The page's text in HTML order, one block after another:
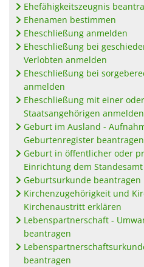
Ehefähigkeitszeugnis
Ehenamen bestimmen
Eheschließung anmelden
Eheschließung bei
Verlobten anmelden
Eheschließung bei
anmelden
Eheschließung mit einer
Staatsangehörigen anmelden
Geburt im Ausland -
Geburtenregister beantragen
Geburt in öffentlicher oder
Einrichtung dem
Geburtsurkunde beantragen
Kirchenzugehörigkeit und
Kirchenaustritt erklären
Lebenspartnerschaft -
beantragen
beantragen